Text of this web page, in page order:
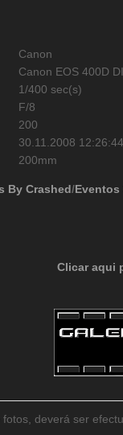
Canon
Canon EOS 400D
1/400 sec(s)
F/8
200
30.11.2008 12:26:44
200mm
By Crashed/Eventos
Clicar aqui
deverá ser